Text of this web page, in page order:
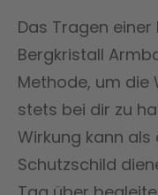
Das Tragen
Bergkristall
Methode, um die
stets bei dir zu
Wirkung kann
Schutzschild